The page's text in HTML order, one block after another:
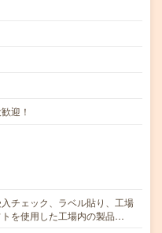
迎！
チェック、ラベル貼り、工場
を使用した工場内の製品…